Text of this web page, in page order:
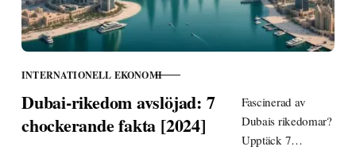
KATEGORI
INTERNATIONELL EKONOMI
Dubai-rikedom avslöjad: 7
chockerande fakta [2024]
Fascinerad av
Dubais rikedomar?
Upptäck 7